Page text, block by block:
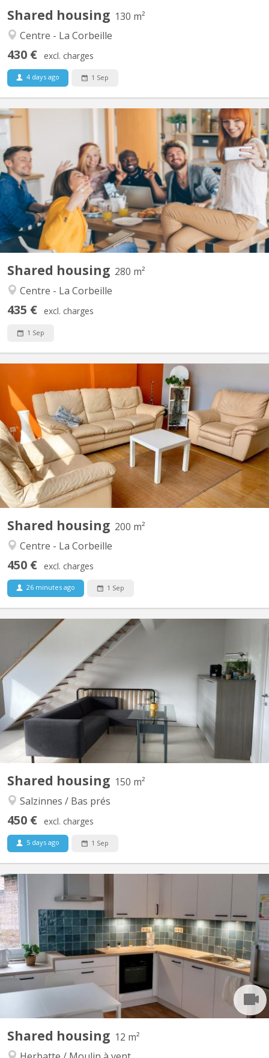
Shared housing 130 m²
Centre - La Corbeille
430 € excl. charges
4 days ago 1 Sep
Shared housing 280 m²
Centre - La Corbeille
435 € excl. charges
1 Sep
KN 3937
Salut, On cherche encore deux colocataires à partir du 1er
septembre pour compléter notre résidence +/- 250 m² située au
centre de Namur (quartier Salzinnes) à proximité de l’hôpital st-
Elisabeth et du Colruyt. La maison comprend 5 colocataires
(jeunes travailleurs ou étudiant en dernière année...
Shared housing 200 m²
Centre - La Corbeille
450 € excl. charges
26 minutes ago 1 Sep
Colocation au design très soigné conçu par une architecte
d'intérieur dans un bâtiment entièrement rénové situé rue
Eugène Hambursin à Namur. Chambres très lumineuses. Cette
colocation, à proximité de toutes les commodités, est
entièrement équipée: - cuisine super équipée - salon meublé -...
Shared housing 150 m²
Salzinnes / Bas prés
450 € excl. charges
5 days ago 1 Sep
Très grand duplex récent situé Rue juppin 25 à Salzinnes.
Colocation plutôt calme, sérieuse car le duplex se situe dans un
immeuble de standing. Deux chambres de disponibles pour
septembre 2026 dont une grande avec dressing privé. Il y a une
salle-de-douche, une salle-de-bain, deux wc, une...
Shared housing 12 m²
KN 4748
This fully furnished 120m² house renovated in 2021 and 2022 will
delight students and workers looking for a spacious and friendly
place to live. One of the rooms will be free on the 20th of July. It
might be possible to enter the house before that date, depending
on an agreement between the...